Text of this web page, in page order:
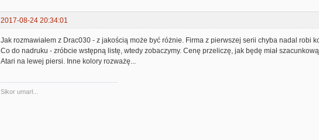
2017-08-24 20:34:01
Jak rozmawiałem z Drac030 - z jakością może być różnie. Firma z pierwszej serii chyba nadal robi
Co do nadruku - zróbcie wstępną listę, wtedy zobaczymy. Cenę przeliczę, jak będę miał
Atari na lewej piersi. Inne kolory rozważę...
Sikor umarł...